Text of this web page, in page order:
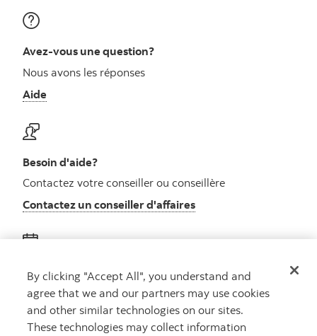
Avez-vous une question?
Nous avons les réponses
Aide
Besoin d'aide?
Contactez votre conseiller ou conseillère
Contactez un conseiller d'affaires
Obtenez des conseils
Rencontrez un conseiller
Prenez rendez-vous
By clicking "Accept All", you understand and
agree that we and our partners may use cookies
and other similar technologies on our sites.
These technologies may collect information